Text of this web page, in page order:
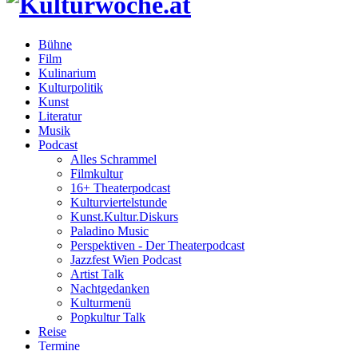
Bühne
Film
Kulinarium
Kulturpolitik
Kunst
Literatur
Musik
Podcast
Alles Schrammel
Filmkultur
16+ Theaterpodcast
Kulturviertelstunde
Kunst.Kultur.Diskurs
Paladino Music
Perspektiven - Der Theaterpodcast
Jazzfest Wien Podcast
Artist Talk
Nachtgedanken
Kulturmenü
Popkultur Talk
Reise
Termine